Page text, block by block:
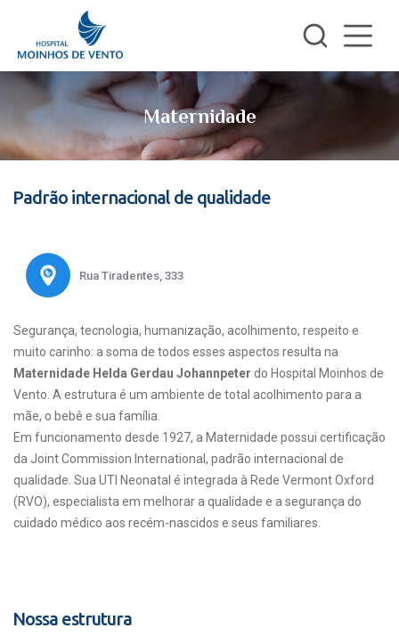
Maternidade
Padrão internacional de qualidade
Rua Tiradentes, 333
Segurança, tecnologia, humanização, acolhimento, respeito e
muito carinho: a soma de todos esses aspectos resulta na
Maternidade Helda Gerdau Johannpeter do Hospital Moinhos de
Vento. A estrutura é um ambiente de total acolhimento para a
mãe, o bebê e sua família.
Em funcionamento desde 1927, a Maternidade possui certificação
da Joint Commission International, padrão internacional de
qualidade. Sua UTI Neonatal é integrada à Rede Vermont Oxford
(RVO), especialista em melhorar a qualidade e a segurança do
cuidado médico aos recém-nascidos e seus familiares.
Nossa estrutura